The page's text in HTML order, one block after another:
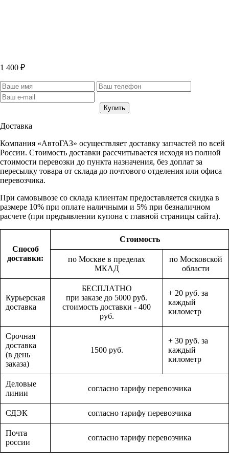
1 400 ₽
Доставка
Компания «АвтоГАЗ» осуществляет доставку запчастей по всей
России. Стоимость доставки рассчитывается исходя из полной
стоимости перевозки до пункта назначения, без доплат за
пересылку товара от склада до почтового отделения или офиса
перевозчика.
При самовывозе со склада клиентам предоставляется скидка в
размере 10% при оплате наличными и 5% при безналичном
расчете (при предъявлении купона с главной страницы сайта).
Способ
доставки:
Стоимость
по Москве в пределах
МКАД
по Московской
области
Курьерская
доставка
БЕСПЛАТНО
при заказе до 5000 руб.
стоимость доставки - 400
руб.
+ 20 руб. за
каждый
километр
Срочная
доставка
(в день
заказа)
1500 руб.
+ 30 руб. за
каждый
километр
Деловые
линии
согласно тарифу перевозчика
СДЭК согласно тарифу перевозчика
Почта
россии
согласно тарифу перевозчика